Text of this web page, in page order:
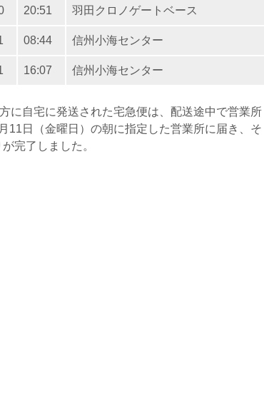
20:51 羽田クロノゲートベース
08:44 信州小海センター
16:07 信州小海センター
に自宅に発送された宅急便は、配送途中で営業所
11日（金曜日）の朝に指定した営業所に届き、そ
完了しました。